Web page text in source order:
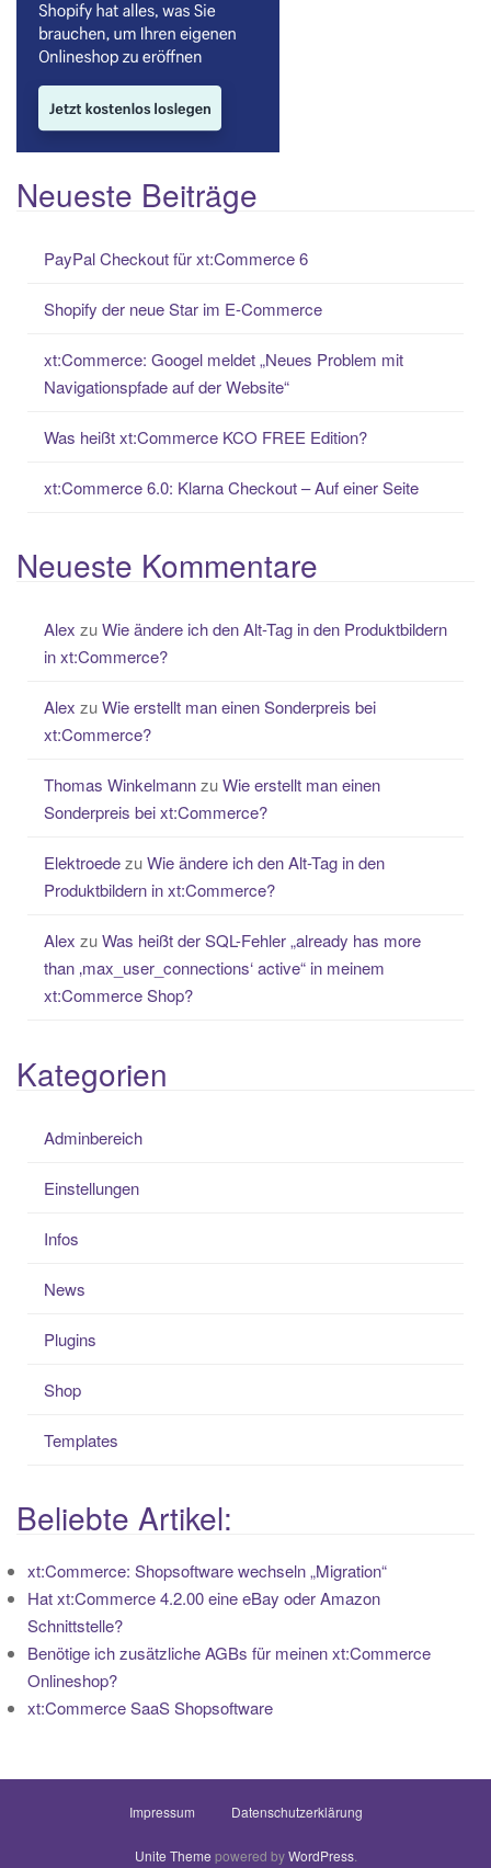
Neueste Beiträge
PayPal Checkout für xt:Commerce 6
Shopify der neue Star im E-Commerce
xt:Commerce: Googel meldet „Neues Problem mit
Navigationspfade auf der Website“
Was heißt xt:Commerce KCO FREE Edition?
xt:Commerce 6.0: Klarna Checkout – Auf einer Seite
Neueste Kommentare
Alex zuWie ändere ich den Alt-Tag in den Produktbildern
in xt:Commerce?
Alex zuWie erstellt man einen Sonderpreis bei
xt:Commerce?
Thomas WinkelmannzuWie erstellt man einen
Sonderpreis bei xt:Commerce?
ElektroedezuWie ändere ich den Alt-Tag in den
Produktbildern in xt:Commerce?
Alex zuWas heißt der SQL-Fehler „already has more
than ‚max_user_connections‘ active“ in meinem
xt:Commerce Shop?
Kategorien
Adminbereich
Einstellungen
Infos
News
Plugins
Shop
Templates
Beliebte Artikel:
xt:Commerce: Shopsoftware wechseln „Migration“
Hat xt:Commerce 4.2.00 eine eBay oder Amazon
Schnittstelle?
Benötige ich zusätzliche AGBs für meinen xt:Commerce
Onlineshop?
xt:Commerce SaaS Shopsoftware
Impressum Datenschutzerklärung
Unite Theme powered byWordPress.